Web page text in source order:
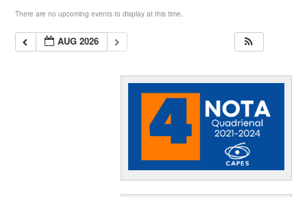
There are no upcoming events to display at this time.
AUG 2026